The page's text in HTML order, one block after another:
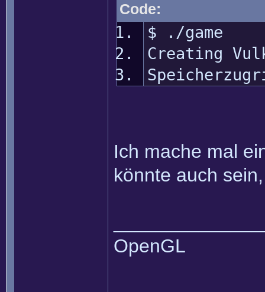
Code:
$ ./game
Creating
Ich mache mal
könnte auch
OpenGL